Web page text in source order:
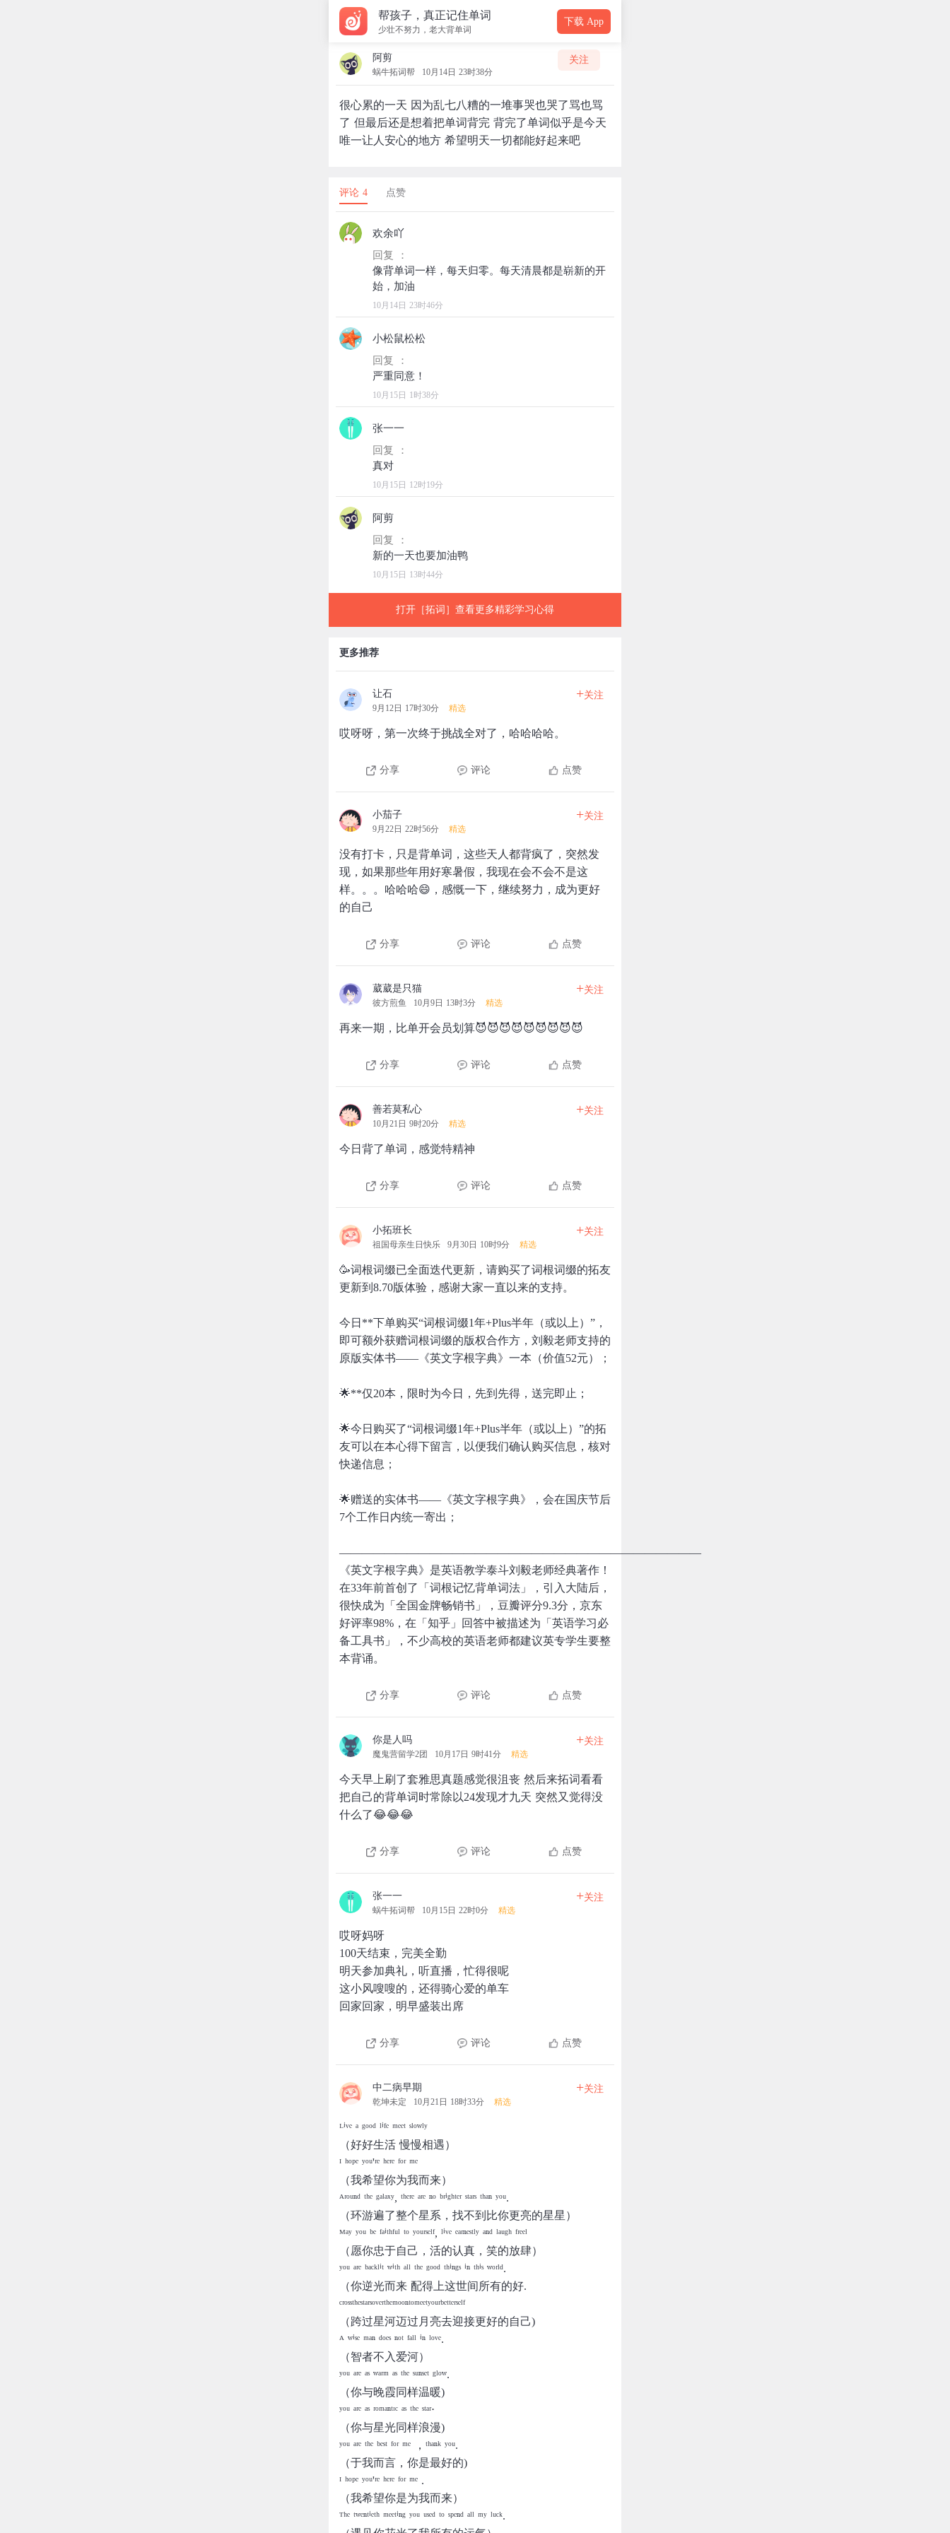
帮孩子，真正记住单词
少壮不努力，老大背单词
下载 App
阿剪
蜗牛拓词帮 10月14日 23时38分
关注
很心累的一天 因为乱七八糟的一堆事哭也哭了骂也骂
了 但最后还是想着把单词背完 背完了单词似乎是今天
唯一让人安心的地方 希望明天一切都能好起来吧
评论 4 点赞
欢余吖
回复 ：
像背单词一样，每天归零。每天清晨都是崭新的开
10月14日 23时46分
小松鼠松松
回复 ：
10月15日 1时38分
张一一
回复 ：
10月15日 12时19分
阿剪
回复 ：
10月15日 13时44分
打开［拓词］查看更多精彩学习心得
更多推荐
让石
9月12日 17时30分 精选
+关注
哎呀呀，第一次终于挑战全对了，哈哈哈哈。
分享 评论 点赞
小茄子
9月22日 22时56分 精选
+关注
没有打卡，只是背单词，这些天人都背疯了，突然发
现，如果那些年用好寒暑假，我现在会不会不是这
样。。。哈哈哈😄，感慨一下，继续努力，成为更好
的自己
分享 评论 点赞
葳葳是只猫
彼方煎鱼 10月9日 13时3分 精选
+关注
再来一期，比单开会员划算😈😈😈😈😈😈😈😈😈
分享 评论 点赞
善若莫私心
10月21日 9时20分 精选
+关注
今日背了单词，感觉特精神
分享 评论 点赞
小拓班长
祖国母亲生日快乐 9月30日 10时9分 精选
+关注
🥳词根词缀已全面迭代更新，请购买了词根词缀的拓友
更新到8.70版体验，感谢大家一直以来的支持。
今日**下单购买“词根词缀1年+Plus半年（或以上）”，
即可额外获赠词根词缀的版权合作方，刘毅老师支持的
原版实体书——《英文字根字典》一本（价值52元）；
🌟**仅20本，限时为今日，先到先得，送完即止；
🌟今日购买了“词根词缀1年+Plus半年（或以上）”的拓
友可以在本心得下留言，以便我们确认购买信息，核对
快递信息；
🌟赠送的实体书——《英文字根字典》，会在国庆节后
7个工作日内统一寄出；
————————————————————————————————
《英文字根字典》是英语教学泰斗刘毅老师经典著作！
在33年前首创了「词根记忆背单词法」，引入大陆后，
很快成为「全国金牌畅销书」，豆瓣评分9.3分，京东
好评率98%，在「知乎」回答中被描述为「英语学习必
备工具书」，不少高校的英语老师都建议英专学生要整
本背诵。
分享 评论 点赞
你是人吗
魔鬼营留学2团 10月17日 9时41分 精选
+关注
今天早上刷了套雅思真题感觉很沮丧 然后来拓词看看
把自己的背单词时常除以24发现才九天 突然又觉得没
什么了😂😂😂
分享 评论 点赞
张一一
蜗牛拓词帮 10月15日 22时0分 精选
+关注
哎呀妈呀
100天结束，完美全勤
明天参加典礼，听直播，忙得很呢
这小风嗖嗖的，还得骑心爱的单车
回家回家，明早盛装出席
分享 评论 点赞
中二病早期
乾坤未定 10月21日 18时33分 精选
+关注
ᴸⁱᵛᵉ ᵃ ᵍᵒᵒᵈ ˡⁱᶠᵉ ᵐᵉᵉᵗ ˢˡᵒʷˡʸ
（好好生活 慢慢相遇）
ᴵ ʰᵒᵖᵉ ʸᵒᵘ'ʳᵉ ʰᵉʳᵉ ᶠᵒʳ ᵐᵉ
（我希望你为我而来）
ᴬʳᵒᵘⁿᵈ ᵗʰᵉ ᵍᵃˡᵃˣʸ, ᵗʰᵉʳᵉ ᵃʳᵉ ⁿᵒ ᵇʳⁱᵍʰᵗᵉʳ ˢᵗᵃʳˢ ᵗʰᵃⁿ ʸᵒᵘ.
（环游遍了整个星系，找不到比你更亮的星星）
ᴹᵃʸ ʸᵒᵘ ᵇᵉ ᶠᵃⁱᵗʰᶠᵘˡ ᵗᵒ ʸᵒᵘʳˢᵉˡᶠ, ˡⁱᵛᵉ ᵉᵃʳⁿᵉˢᵗˡʸ ᵃⁿᵈ ˡᵃᵘᵍʰ ᶠʳᵉᵉˡ
（愿你忠于自己，活的认真，笑的放肆）
ʸᵒᵘ ᵃʳᵉ ᵇᵃᶜᵏˡⁱᵗ ʷⁱᵗʰ ᵃˡˡ ᵗʰᵉ ᵍᵒᵒᵈ ᵗʰⁱⁿᵍˢ ⁱⁿ ᵗʰⁱˢ ʷᵒʳˡᵈ.
（你逆光而来 配得上这世间所有的好.
ᶜʳᵒˢˢᵗʰᵉˢᵗᵃʳˢᵒᵛᵉʳᵗʰᵉᵐᵒᵒⁿᵗᵒᵐᵉᵉᵗʸᵒᵘʳᵇᵉᵗᵗᵉʳˢᵉˡᶠ
（跨过星河迈过月亮去迎接更好的自己)
ᴬ ʷⁱˢᵉ ᵐᵃⁿ ᵈᵒᵉˢ ⁿᵒᵗ ᶠᵃˡˡ ⁱⁿ ˡᵒᵛᵉ.
（智者不入爱河）
ʸᵒᵘ ᵃʳᵉ ᵃˢ ʷᵃʳᵐ ᵃˢ ᵗʰᵉ ˢᵘⁿˢᵉᵗ ᵍˡᵒʷ.
（你与晚霞同样温暖)
ʸᵒᵘ ᵃʳᵉ ᵃˢ ʳᵒᵐᵃⁿᵗᶦᶜ ᵃˢ ᵗʰᵉ ˢᵗᵃʳ⋅
（你与星光同样浪漫)
ʸᵒᵘ ᵃʳᵉ ᵗʰᵉ ᵇᵉˢᵗ ᶠᵒʳ ᵐᵉ ，ᵗʰᵃⁿᵏ ʸᵒᵘ.
（于我而言，你是最好的)
ᴵ ʰᵒᵖᵉ ʸᵒᵘ'ʳᵉ ʰᵉʳᵉ ᶠᵒʳ ᵐᵉ .
（我希望你是为我而来）
ᵀʰᵉ ᵗʷᵉⁿᵗⁱᵉᵗʰ ᵐᵉᵉᵗⁱⁿᵍ ʸᵒᵘ ᵘˢᵉᵈ ᵗᵒ ˢᵖᵉⁿᵈ ᵃˡˡ ᵐʸ ˡᵘᶜᵏ.